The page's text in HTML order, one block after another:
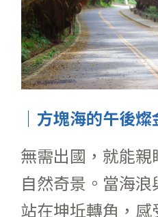
｜方塊海的午後燦
無需出國，就能
自然奇景。當海
站在坤坵轉角，